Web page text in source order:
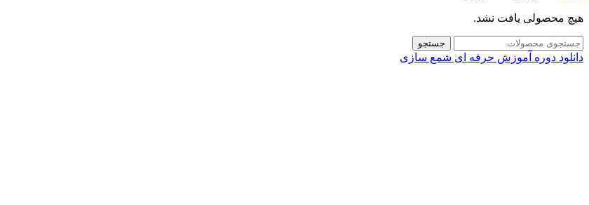
هیچ محصولی یافت نشد.
جستجو
دانلود دوره آموزش حرفه ای شمع سازی